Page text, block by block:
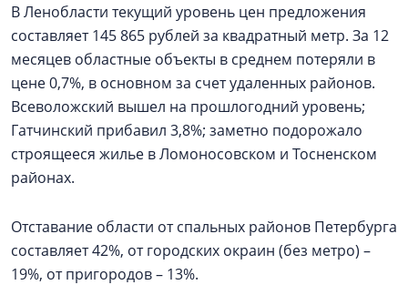
В Ленобласти текущий уровень цен предложения
составляет 145 865 рублей за квадратный метр. За 12
месяцев областные объекты в среднем потеряли в
цене 0,7%, в основном за счет удаленных районов.
Всеволожский вышел на прошлогодний уровень;
Гатчинский прибавил 3,8%; заметно подорожало
строящееся жилье в Ломоносовском и Тосненском
районах.
Отставание области от спальных районов Петербурга
составляет 42%, от городских окраин (без метро) –
19%, от пригородов – 13%.